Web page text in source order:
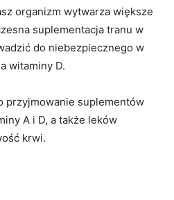
organizm wytwarza większe
suplementacja tranu w
do niebezpiecznego w
witaminy D.
przyjmowanie suplementów
A i D, a także leków
krwi.